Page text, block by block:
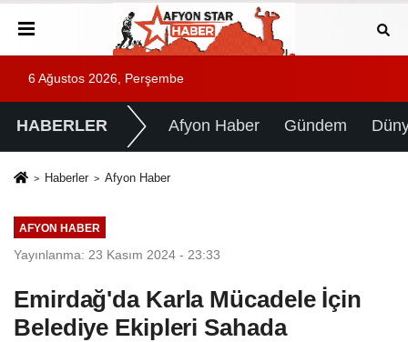
6 Ağustos 2026, Perşembe
HABERLER Afyon Haber Gündem
Haberler Afyon Haber
AFYON HABER
Yayınlanma: 23 Kasım 2024 - 23:33
Emirdağ'da Karla Mücadele İçin
Belediye Ekipleri Sahada